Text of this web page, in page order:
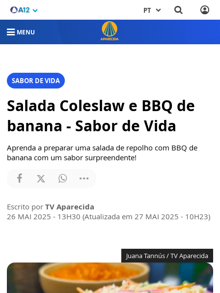
PT
MENU
SABOR DE VIDA
Salada Coleslaw e BBQ de
banana - Sabor de Vida
Aprenda a preparar uma salada de repolho com BBQ de
banana com um sabor surpreendente!
Escrito por TV Aparecida
26 MAI 2025 - 13H30 (Atualizada em 27 MAI 2025 - 10H23)
Juana Tannús / TV Aparecida